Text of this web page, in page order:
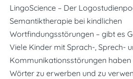
LingoScience – Der
Semantiktherapie bei kindlichen
Wortfindungsstörungen – gibt es
Viele Kinder mit Sprach-, Sprech-
Kommunikationsstörungen haben
Wörter zu erwerben und zu